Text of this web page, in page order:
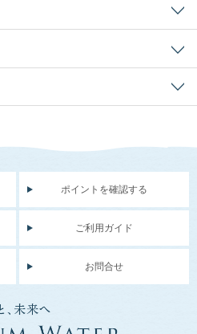
ポイントを確認する
ご利用ガイド
お問合せ